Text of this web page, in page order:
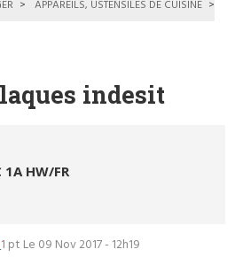
APPAREILS, USTENSILES DE CUISINE
indesit
HW/FR
1 pt Le 09 Nov 2017 - 12h19